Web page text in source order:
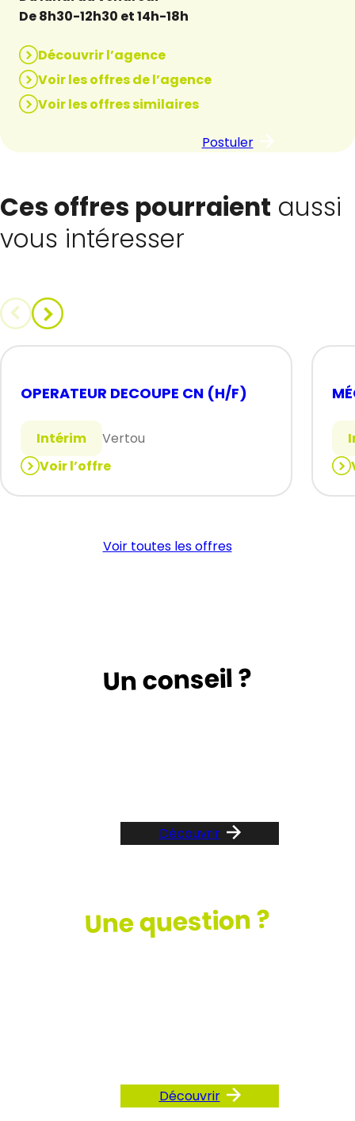
De 8h30-12h30 et 14h-18h
Découvrir l’agence
Voir les offres de l’agence
Voir les offres similaires
Postuler
Ces offres pourraient aussi
vous intéresser
OPERATEUR DECOUPE CN (H/F)
Intérim
Vertou
Voir l’offre
:
OPERATEUR
:
Voir toutes les offres
Un conseil ?
Découvrir
Une question ?
Découvrir